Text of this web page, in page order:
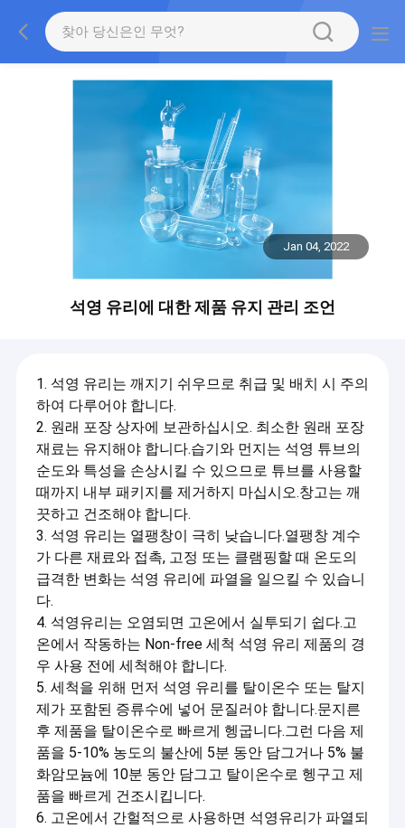
Jan 04, 2022
석영 유리에 대한 제품 유지 관리 조언
1. 석영 유리는 깨지기 쉬우므로 취급 및 배치 시 주의
하여 다루어야 합니다.
2. 원래 포장 상자에 보관하십시오. 최소한 원래 포장
재료는 유지해야 합니다.습기와 먼지는 석영 튜브의
순도와 특성을 손상시킬 수 있으므로 튜브를 사용할
때까지 내부 패키지를 제거하지 마십시오.창고는 깨
끗하고 건조해야 합니다.
3. 석영 유리는 열팽창이 극히 낮습니다.열팽창 계수
가 다른 재료와 접촉, 고정 또는 클램핑할 때 온도의
급격한 변화는 석영 유리에 파열을 일으킬 수 있습니
다.
4. 석영유리는 오염되면 고온에서 실투되기 쉽다.고
온에서 작동하는 Non-free 세척 석영 유리 제품의 경
우 사용 전에 세척해야 합니다.
5. 세척을 위해 먼저 석영 유리를 탈이온수 또는 탈지
제가 포함된 증류수에 넣어 문질러야 합니다.문지른
후 제품을 탈이온수로 빠르게 헹굽니다.그런 다음 제
품을 5-10% 농도의 불산에 5분 동안 담그거나 5% 불
화암모늄에 10분 동안 담그고 탈이온수로 헹구고 제
품을 빠르게 건조시킵니다.
6. 고온에서 간헐적으로 사용하면 석영유리가 파열되